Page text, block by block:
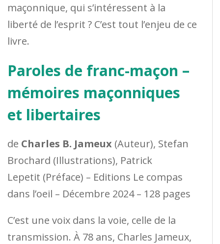
maçonnique, qui s’intéressent à la
liberté de l’esprit ? C’est tout l’enjeu de ce
livre.
Paroles de franc-maçon –
mémoires maçonniques
et libertaires
de Charles B. Jameux (Auteur), Stefan
Brochard (Illustrations), Patrick
Lepetit (Préface) – Editions Le compas
dans l’oeil – Décembre 2024 – 128 pages
C’est une voix dans la voie, celle de la
transmission. À 78 ans, Charles Jameux,